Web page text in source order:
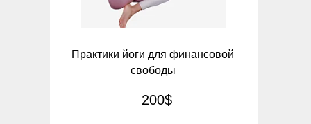
Практики йоги для финансовой
свободы
200$